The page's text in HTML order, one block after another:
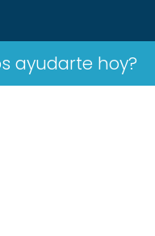
ayudarte hoy?